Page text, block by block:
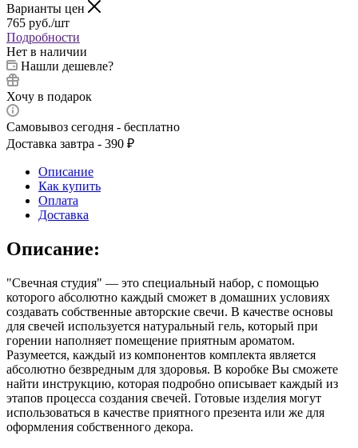
Варианты цен
765 руб./шт
Подробности
Нет в наличии
Нашли дешевле?
Хочу в подарок
Самовывоз сегодня - бесплатно
Доставка завтра - 390 ₽
Описание
Как купить
Оплата
Доставка
Описание:
"Свечная студия" — это специальный набор, с помощью
которого абсолютно каждый сможет в домашних условиях
создавать собственные авторские свечи. В качестве основы
для свечей используется натуральный гель, который при
горении наполняет помещение приятным ароматом.
Разумеется, каждый из компонентов комплекта является
абсолютно безвредным для здоровья. В коробке Вы сможете
найти инструкцию, которая подробно описывает каждый из
этапов процесса создания свечей. Готовые изделия могут
использоваться в качестве приятного презента или же для
оформления собственного декора.